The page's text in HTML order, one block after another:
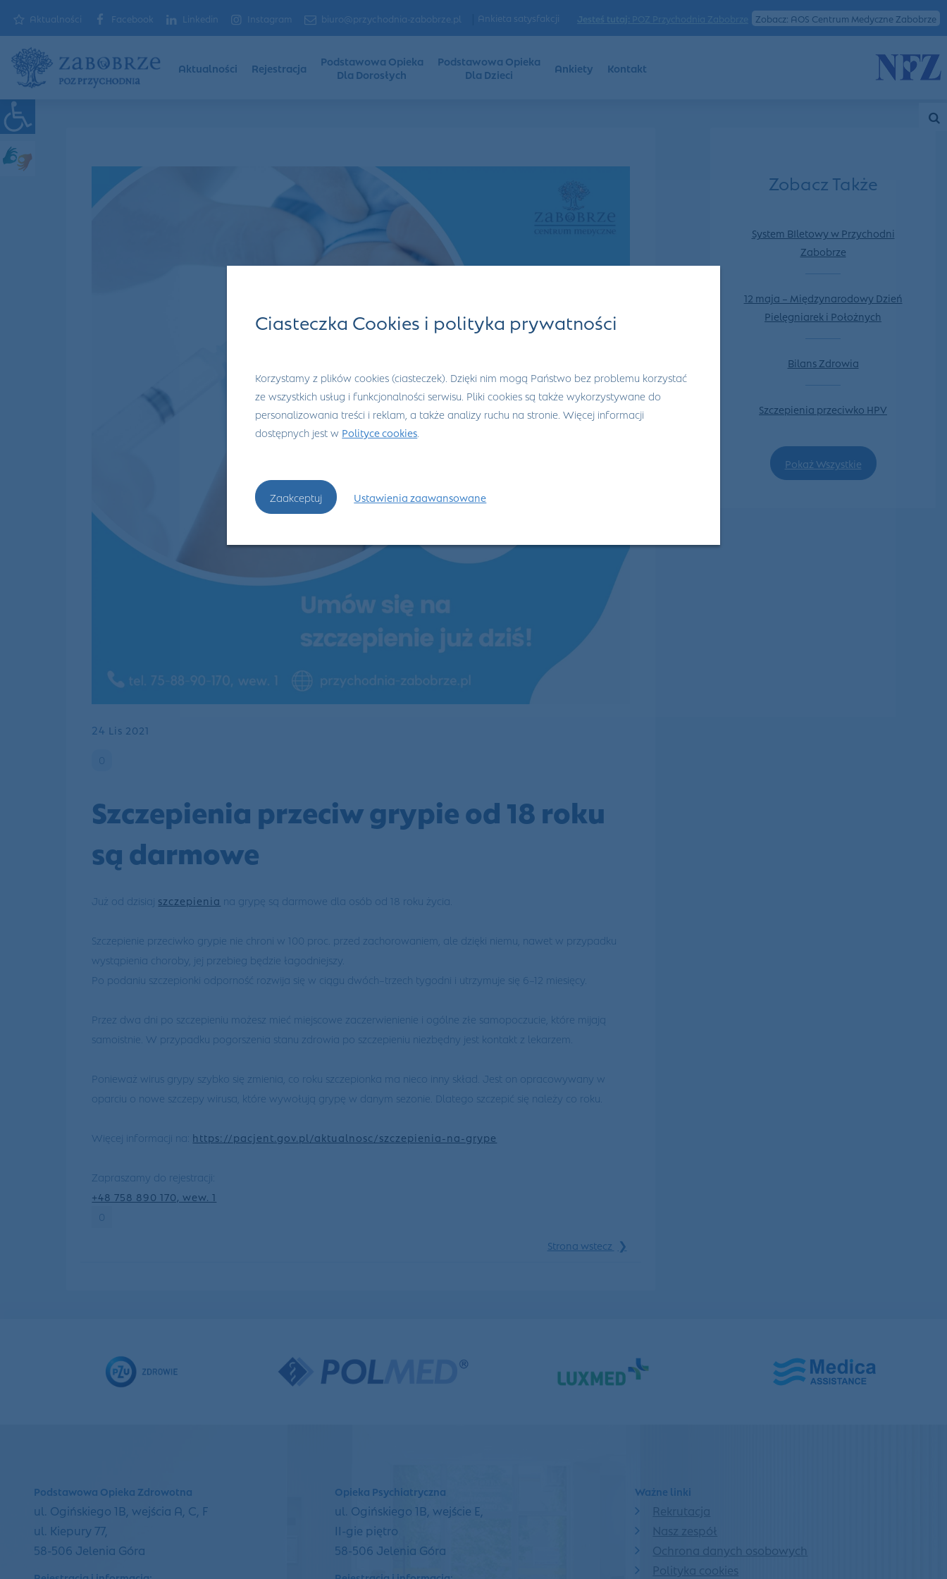
Aktualności Facebook Linkedin Instagram biuro@przychodnia-zabobrze.pl Ankieta satysfakcji Zobacz: AOS Centrum Medyczne Zabobrze
Aktualności Rejestracja
Podstawowa Opieka
Dla Dorosłych
Podstawowa Opieka
Dla Dzieci
Ankiety Kontakt
Zobacz Także
System BIletowy w Przychodni
Zabobrze
12 maja – Międzynarodowy Dzień
Pielęgniarek i Położnych
Bilans Zdrowia
Szczepienia przeciwko HPV
Pokaż Wszystkie
24 Lis 2021
0
Szczepienia przeciw grypie od 18 roku
są darmowe
Już od dzisiaj szczepienia na grypę są darmowe dla osób od 18 roku życia.
Szczepienie przeciwko grypie nie chroni w 100 proc. przed zachorowaniem, ale dzięki niemu, nawet w przypadku
wystąpienia choroby, jej przebieg będzie łagodniejszy.
Po podaniu szczepionki odporność rozwija się w ciągu dwóch–trzech tygodni i utrzymuje się 6–12 miesięcy.
Przez dwa dni po szczepieniu możesz mieć miejscowe zaczerwienienie i ogólne złe samopoczucie, które mijają
samoistnie. W przypadku pogorszenia stanu zdrowia po szczepieniu niezbędny jest kontakt z lekarzem.
Ponieważ wirus grypy szybko się zmienia, co roku szczepionka ma nieco inny skład. Jest on opracowywany w
oparciu o nowe szczepy wirusa, które wywołują grypę w danym sezonie. Dlatego szczepić się należy co roku.
Więcej informacji na: https://pacjent.gov.pl/aktualnosc/szczepienia-na-grype
Zapraszamy do rejestracji:
+48 758 890 170, wew. 1
0
Strona wstecz ❯
Podstawowa Opieka Zdrowotna
ul. Ogińskiego 1B, wejścia A, C, F
ul. Kiepury 77,
58-506 Jelenia Góra
Opieka Psychiatryczna
ul. Ogińskiego 1B, wejście E,
II-gie piętro
58-506 Jelenia Góra
Ważne linki
Rekrutacja
Nasz zespół
Ochrona danych osobowych
Polityka cookies
Ciasteczka Cookies i polityka prywatności
Korzystamy z plików cookies (ciasteczek). Dzięki nim mogą Państwo bez problemu korzystać
ze wszystkich usług i funkcjonalności serwisu. Pliki cookies są także wykorzystywane do
personalizowania treści i reklam, a także analizy ruchu na stronie. Więcej informacji
dostępnych jest w Polityce cookies
Zaakceptuj Ustawienia zaawansowane